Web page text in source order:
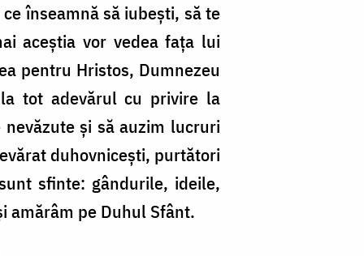
înseamnă să iubești, să te
aceștia vor vedea fața lui
pentru Hristos, Dumnezeu
tot adevărul cu privire la
și să auzim lucruri
duhovnicești, purtători
sfinte: gândurile, ideile,
amărâm pe Duhul Sfânt.